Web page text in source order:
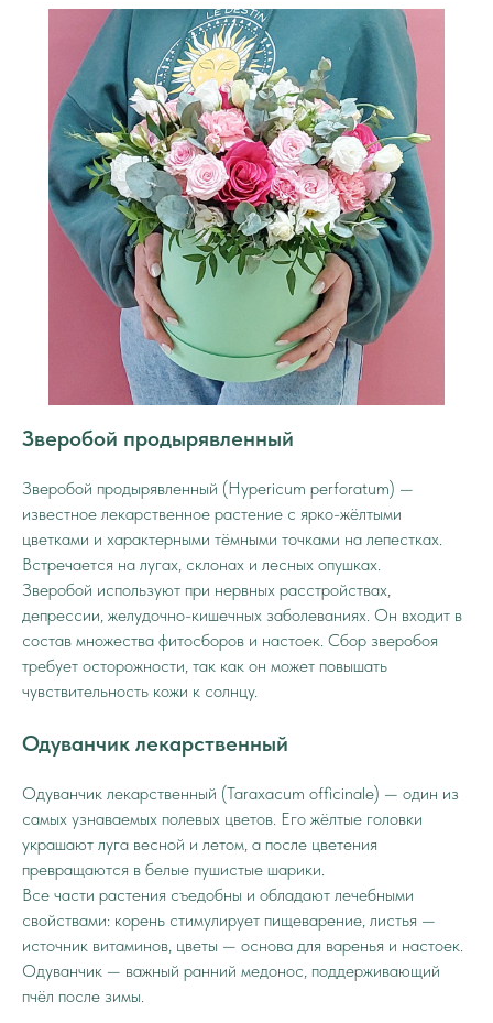
Зверобой продырявленный
Зверобой продырявленный (Hypericum perforatum) —
известное лекарственное растение с ярко-жёлтыми
цветками и характерными тёмными точками на лепестках.
Встречается на лугах, склонах и лесных опушках.
Зверобой используют при нервных расстройствах,
депрессии, желудочно-кишечных заболеваниях. Он входит в
состав множества фитосборов и настоек. Сбор зверобоя
требует осторожности, так как он может повышать
чувствительность кожи к солнцу.
Одуванчик лекарственный
Одуванчик лекарственный (Taraxacum officinale) — один из
самых узнаваемых полевых цветов. Его жёлтые головки
украшают луга весной и летом, а после цветения
превращаются в белые пушистые шарики.
Все части растения съедобны и обладают лечебными
свойствами: корень стимулирует пищеварение, листья —
источник витаминов, цветы — основа для варенья и настоек.
Одуванчик — важный ранний медонос, поддерживающий
пчёл после зимы.